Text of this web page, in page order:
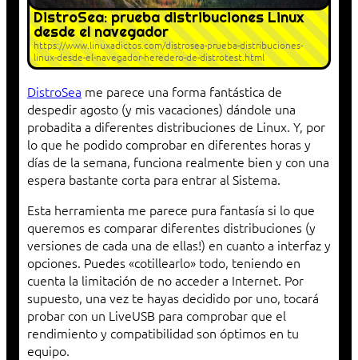
DistroSea: prueba distribuciones Linux
desde el navegador
https://www.linuxadictos.com/distrosea-prueba-distribuciones-
linux-desde-el-navegador-heredero-de-distrotest.html
DistroSea me parece una forma fantástica de
despedir agosto (y mis vacaciones) dándole una
probadita a diferentes distribuciones de Linux. Y, por
lo que he podido comprobar en diferentes horas y
días de la semana, funciona realmente bien y con una
espera bastante corta para entrar al Sistema.
Esta herramienta me parece pura fantasía si lo que
queremos es comparar diferentes distribuciones (y
versiones de cada una de ellas!) en cuanto a interfaz y
opciones. Puedes «cotillearlo» todo, teniendo en
cuenta la limitación de no acceder a Internet. Por
supuesto, una vez te hayas decidido por uno, tocará
probar con un LiveUSB para comprobar que el
rendimiento y compatibilidad son óptimos en tu
equipo.